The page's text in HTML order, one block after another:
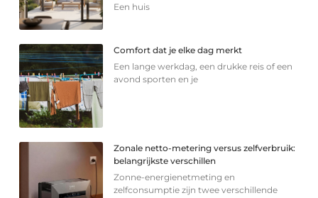
Een huis
Comfort dat je elke dag merkt
Een lange werkdag, een drukke reis of een
avond sporten en je
Zonale netto-metering versus zelfverbruik:
belangrijkste verschillen
Zonne-energienetmeting en
zelfconsumptie zijn twee verschillende